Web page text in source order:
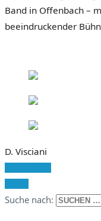
Band in Offenbach –
beeindruckender
D. Visciani
Suche nach: